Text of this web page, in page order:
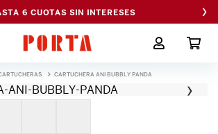
6 CUOTAS SIN INTERESES ›
CARTUCHERA ANI BUBBLY PANDA
›